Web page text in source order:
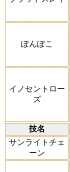
ぽんぽこ
イノセントロー
ズ
技名
サンライトチェ
ーン